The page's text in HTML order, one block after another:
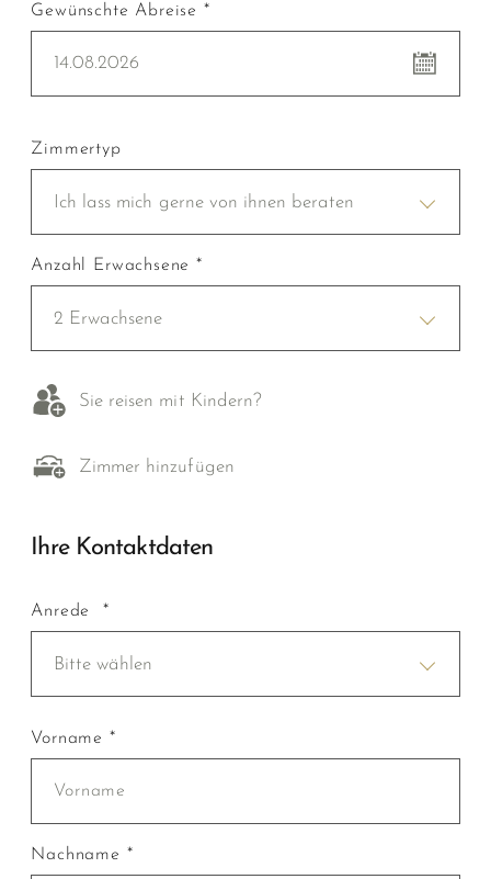
Gewünschte Abreise *
14.08.2026
Zimmertyp
Ich lass mich gerne von ihnen beraten
Anzahl Erwachsene *
2 Erwachsene
Sie reisen mit Kindern?
Zimmer hinzufügen
Ihre Kontaktdaten
Anrede *
Bitte wählen
Vorname *
Nachname *